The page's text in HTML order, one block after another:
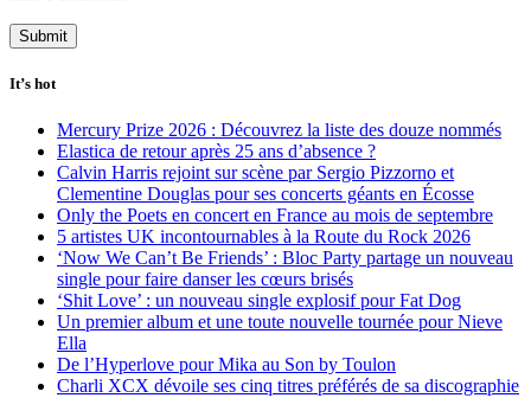
It’s hot
Mercury Prize 2026 : Découvrez la liste des douze nommés
Elastica de retour après 25 ans d’absence ?
Calvin Harris rejoint sur scène par Sergio Pizzorno et
Clementine Douglas pour ses concerts géants en Écosse
Only the Poets en concert en France au mois de septembre
5 artistes UK incontournables à la Route du Rock 2026
‘Now We Can’t Be Friends’ : Bloc Party partage un nouveau
single pour faire danser les cœurs brisés
‘Shit Love’ : un nouveau single explosif pour Fat Dog
Un premier album et une toute nouvelle tournée pour Nieve
Ella
De l’Hyperlove pour Mika au Son by Toulon
Charli XCX dévoile ses cinq titres préférés de sa discographie